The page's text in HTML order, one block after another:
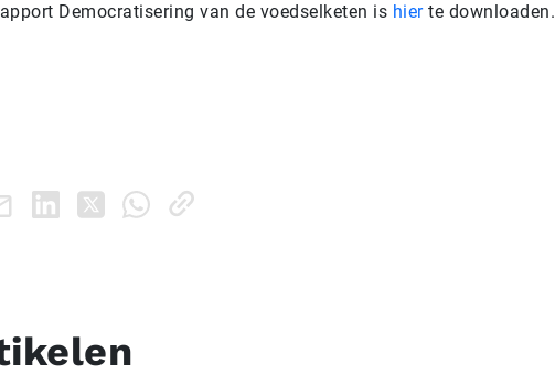
Democratisering van de voedselketen is hierte downloaden.